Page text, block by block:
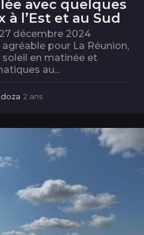
avec quelques
l’Est et au Sud
décembre 2024
pour La Réunion,
en matinée et
au...
2 ans
s